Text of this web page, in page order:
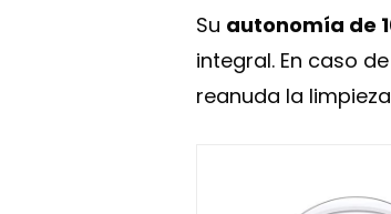
Su autonomía de
integral. En caso
reanuda la